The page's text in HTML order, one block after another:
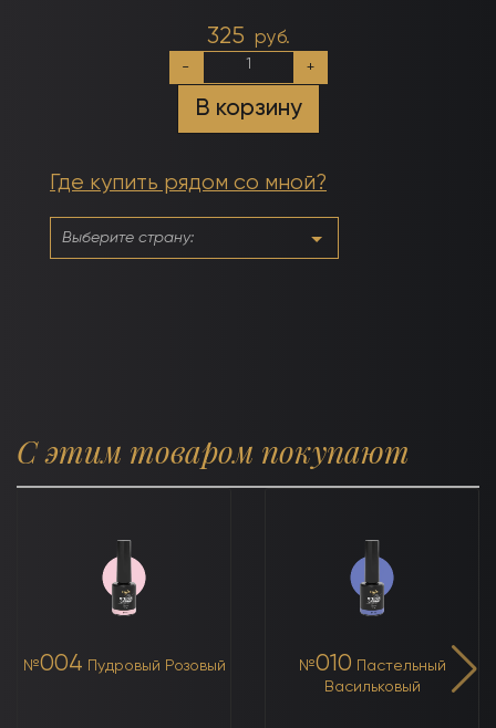
325 руб.
Количество
Небесный
- +
В корзину
Где купить рядом со мной?
С этим товаром покупают
№004 Пудровый Розовый №010 Пастельный
Васильковый